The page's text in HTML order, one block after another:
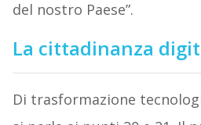
del nostro Paese”.
La cittadinanza
Di trasformazione